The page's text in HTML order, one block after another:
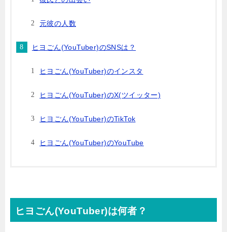
元彼の人数
ヒヨごん(YouTuber)のSNSは？
ヒヨごん(YouTuber)のインスタ
ヒヨごん(YouTuber)のX(ツイッター)
ヒヨごん(YouTuber)のTikTok
ヒヨごん(YouTuber)のYouTube
ヒヨごん(YouTuber)は何者？